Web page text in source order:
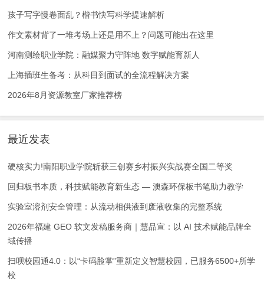
孩子写字慢卷面乱？楷书快写科学提速解析
作文素材背了一堆考场上还是用不上？问题可能出在这里
河南测绘职业学院：融媒聚力守阵地 数字赋能育新人
上海插班生备考：从科目到面试的全流程解决方案
2026年8月资源教室厂家推荐榜
最近发表
硬核实力!南阳职业学院斩获三创赛乡村振兴实战赛全国二等奖
回归板书本质，科技赋能教育新生态 — 澳森环保板书笔助力教学
实验室溶剂安全管理：从流动相供液到废液收集的完整系统
2026年福建 GEO 软文发稿服务商｜慧品宣：以 AI 技术赋能品牌全
域传播
扫呗校园通4.0：以“卡码脸掌”重新定义智慧校园，已服务6500+所学
校